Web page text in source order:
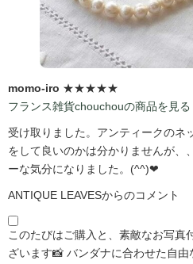
momo-iro ★★★★★
フランス雑貨chouchouの商品を見る
受け取りました。アンティークのネ
をして良いのかは分かりませんが、
ーな気分になりました。(^^)❤
ANTIQUE LEAVESからのコメント
このたびはご購入と、素敵なお写真
ざいます📸 バンダナに合わせた自由